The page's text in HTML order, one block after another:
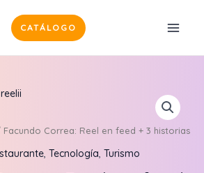
CATÁLOGO
Facundo Correa: Reel en feed + 3 historias
, Tecnología, Turismo